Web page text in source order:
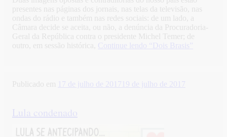
presentes nas páginas dos jornais, nas telas da televisão, nas
ondas do rádio e também nas redes sociais: de um lado, a
Câmara decide se aceita, ou não, a denúncia da Procuradoria-
Geral da República contra o presidente Michel Temer; de
outro, em sessão histórica, Continue lendo “Dois Brasis”
Publicado em 17 de julho de 2017 19 de julho de 2017
Lula condenado